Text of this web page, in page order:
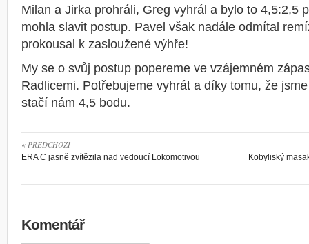
Milan a Jirka prohráli, Greg vyhrál a bylo to 4,5:2,5
mohla slavit postup. Pavel však nadále odmítal
prokousal k zasloužené výhře!
My se o svůj postup popereme ve vzájemném
Radlicemi. Potřebujeme vyhrát a díky tomu, že
stačí nám 4,5 bodu.
« PŘEDCHOZÍ
ERA C jasně zvítězila nad vedoucí Lokomotivou Kobyliský
Komentář